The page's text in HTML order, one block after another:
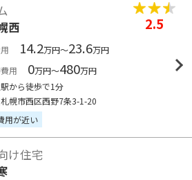
西
2.5
14.2万円～23.6万円
用
0万円～480万円
から徒歩で1分
幌市西区西野7条3-1-20
用が近い
け住宅